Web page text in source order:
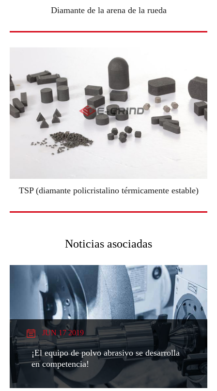
Diamante de la arena de la rueda
TSP (diamante policristalino térmicamente estable)
Noticias asociadas
JUN 17 2019
¡El equipo de polvo abrasivo se desarrolla
en competencia!